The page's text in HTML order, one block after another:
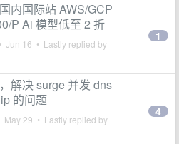
内国际站 AWS/GCP
P Ai 模型低至 2 折
• Jun 16 • Lastly replied by
1
解决 surge 并发 dns
的问题
May 29 • Lastly replied by
4